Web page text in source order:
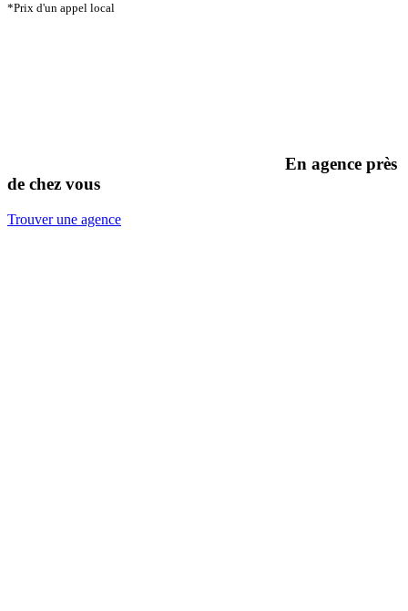
*Prix d'un appel local
En agence près
de chez vous
Trouver une agence